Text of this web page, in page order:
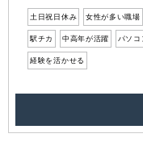
土日祝日休み 女性が多い職場
駅チカ 中高年が活躍 パソコ
経験を活かせる